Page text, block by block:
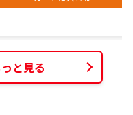
と見る